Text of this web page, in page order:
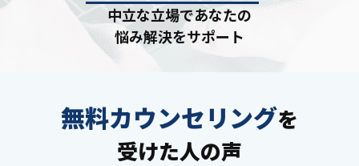
中立な立場であなたの
悩み解決をサポート
無料カウンセリングを
受けた人の声